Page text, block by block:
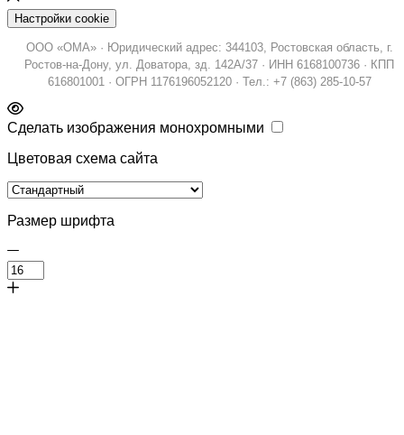
Настройки cookie
ООО «ОМА» · Юридический адрес: 344103, Ростовская область, г.
Ростов-на-Дону, ул. Доватора, зд. 142А/37 · ИНН 6168100736 · КПП
616801001 · ОГРН 1176196052120 · Тел.: +7 (863) 285-10-57
Сделать изображения монохромными
Цветовая схема сайта
Размер шрифта